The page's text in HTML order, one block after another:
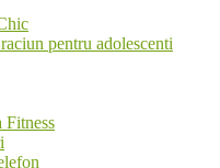
pentru adolescenti
Fitness